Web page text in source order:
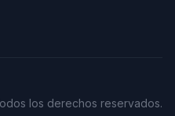
los derechos reservados.